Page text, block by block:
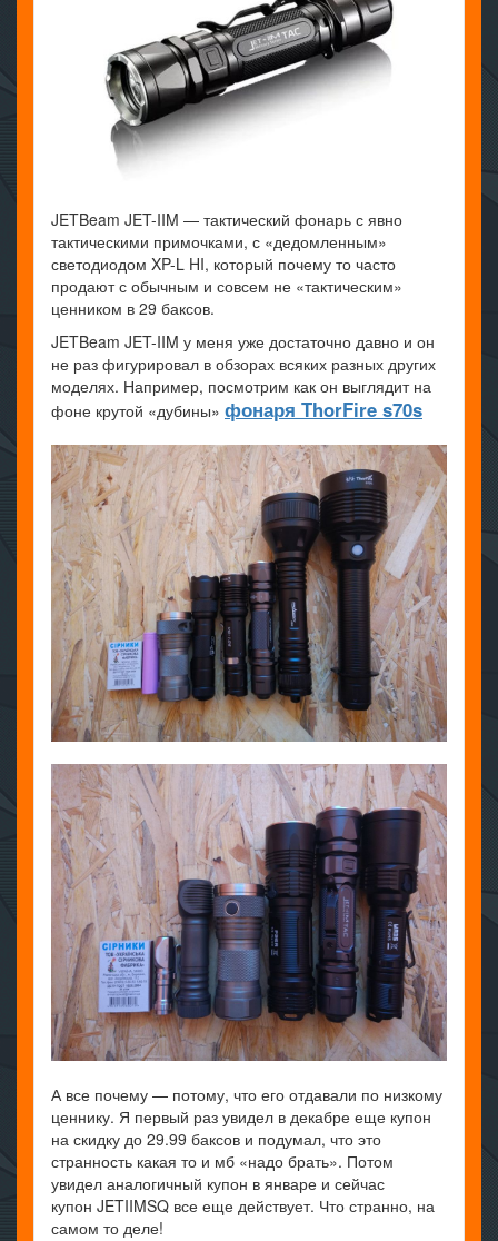
JETBeam JET-IIM — тактический фонарь с явно
тактическими примочками, с «дедомленным»
светодиодом XP-L HI, который почему то часто
продают с обычным и совсем не «тактическим»
ценником в 29 баксов.
JETBeam JET-IIM у меня уже достаточно давно и он
не раз фигурировал в обзорах всяких разных других
моделях. Например, посмотрим как он выглядит на
фоне крутой «дубины» фонаря ThorFire s70s
А все почему — потому, что его отдавали по низкому
ценнику. Я первый раз увидел в декабре еще купон
на скидку до 29.99 баксов и подумал, что это
странность какая то и мб «надо брать». Потом
увидел аналогичный купон в январе и сейчас
купон JETIIMSQ все еще действует. Что странно, на
самом то деле!